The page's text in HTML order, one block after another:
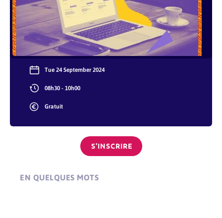
Tue 24 September 2024
08h30 - 10h00
Gratuit
S'INSCRIRE
EN QUELQUES MOTS